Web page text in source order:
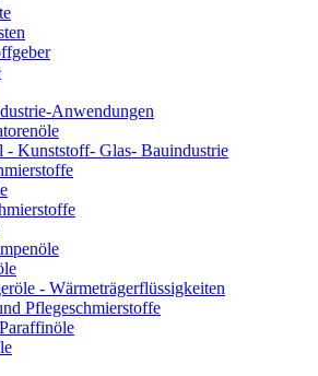
Anwendungen
- Kunststoff- Glas- Bauindustrie
- Wärmeträgerflüssigkeiten
Pflegeschmierstoffe